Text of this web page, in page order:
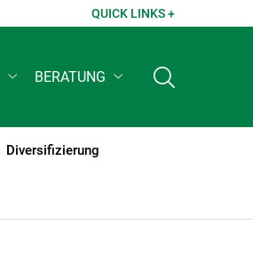
QUICK LINKS +
BERATUNG
Diversifizierung